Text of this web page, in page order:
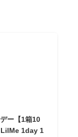
ー【1箱10
LilMe 1day 1